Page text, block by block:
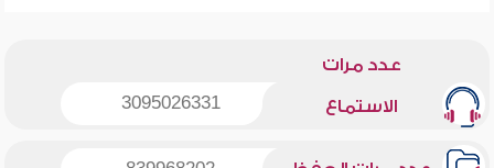
عدد مرات
الاستماع 3095026331